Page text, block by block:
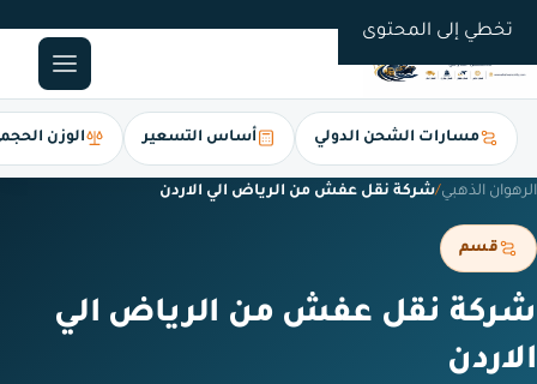
تخطي إلى المحتوى
مسارات الشحن الدولي أساس التسعير الوزن
الرهوان الذهبي/شركة نقل عفش من الرياض الي الاردن
قسم
شركة نقل عفش من الرياض الي
الاردن